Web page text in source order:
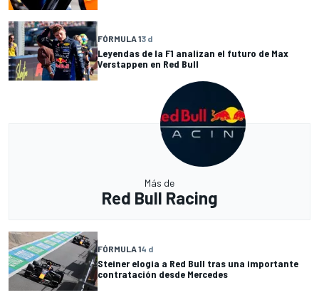
FÓRMULA 13 d
Leyendas de la F1 analizan el futuro de Max
Verstappen en Red Bull
Más de
Red Bull Racing
FÓRMULA 14 d
Steiner elogia a Red Bull tras una importante
contratación desde Mercedes